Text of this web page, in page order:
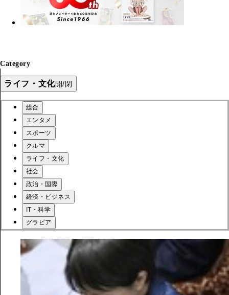
Category
ライフ・文化開/閉
総合
エンタメ
スポーツ
クルマ
ライフ・文化
社会
政治・国際
経済・ビジネス
IT・科学
グラビア